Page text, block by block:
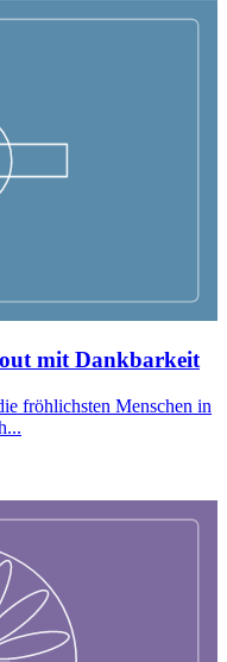
mit Dankbarkeit
fröhlichsten Menschen in